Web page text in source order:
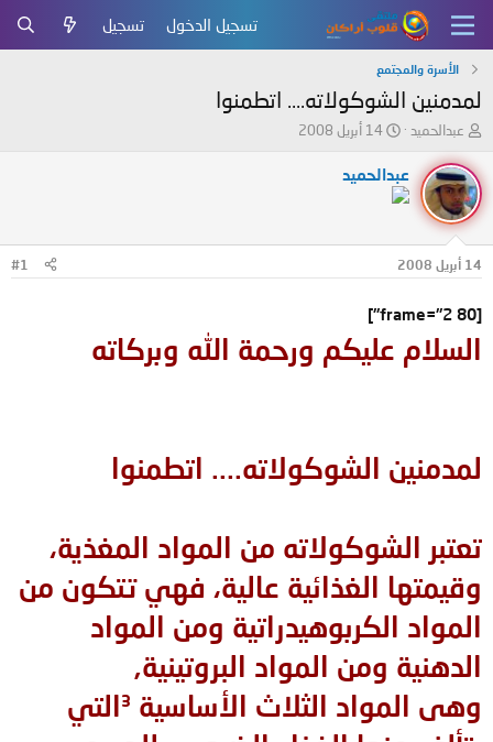
تسجيل الدخول تسجيل
الأسرة والمجتمع
لمدمنين الشوكولاته.... اتطمنوا
ب
د
ئ
ا
ل
م
و
و
عبدالحميد
ت
ر
ل
ء
14 أبريل 2008
عبدالحميد
14 أبريل 2008 #1
[frame="2 80"]
السلام عليكم ورحمة الله وبركاته
لمدمنين الشوكولاته.... اتطمنوا
تعتبر الشوكولاته من المواد المغذية،
وقيمتها الغذائية عالية، فهي تتكون من
المواد الكربوهيدراتية ومن المواد
الدهنية ومن المواد البروتينية,
وهى المواد الثلاث الأساسية ³التي